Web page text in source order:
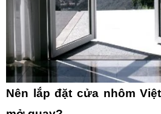
Nên lắp đặt cửa nhôm